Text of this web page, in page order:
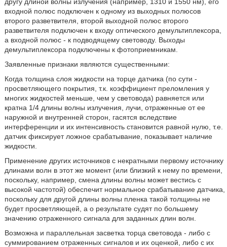
входной полюс подключен к одному из выходных полюсов
второго разветвителя, второй выходной полюс второго
разветвителя подключен к входу оптического демультиплексора,
а входной полюс - к подводящему световоду. Выходы
демультиплексора подключены к фотоприемникам.
Заявленные признаки являются существенными:
Когда толщина слоя жидкости на торце датчика (по сути -
просветляющего покрытия, т.к. коэффициент преломления у
многих жидкостей меньше, чем у световода) равняется или
кратна 1/4 длины волны излучения, лучи, отраженные от ее
наружной и внутренней сторон, гасятся вследствие
интерференции и их интенсивность становится равной нулю, т.е.
датчик фиксирует ложное срабатывание, показывает наличие
жидкости.
Применение других источников с некратными первому источнику
длинами волн в этот же момент (или близкий к нему по времени,
поскольку, например, смена длины волны может вестись с
высокой частотой) обеспечит нормальное срабатывание датчика,
поскольку для другой длины волны пленка такой толщины не
будет просветляющей, а о результате судят по большему
значению отраженного сигнала для заданных длин волн.
Возможна и параллельная засветка торца световода - либо с
суммированием отраженных сигналов и их оценкой, либо с их